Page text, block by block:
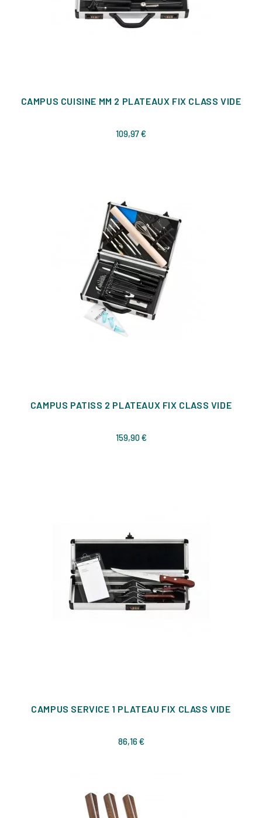
CAMPUS CUISINE MM 2 PLATEAUX FIX CLASS VIDE
109,97 €
CAMPUS PATISS 2 PLATEAUX FIX CLASS VIDE
159,90 €Prix
CAMPUS SERVICE 1 PLATEAU FIX CLASS VIDE
86,16 €Prix